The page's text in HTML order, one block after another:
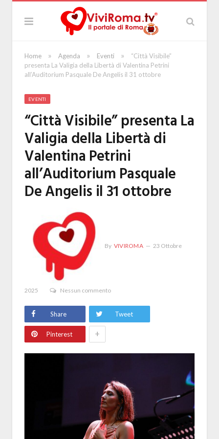
Home » Agenda » Eventi »
“Città Visibile”
presenta La Valigia della Libertà di Valentina Petrini
all’Auditorium Pasquale De Angelis il 31 ottobre
EVENTI
“Città Visibile” presenta La
Valigia della Libertà di
Valentina Petrini
all’Auditorium Pasquale
De Angelis il 31 ottobre
By VIVIROMA 23 Ottobre
2025 Nessun commento
Share Tweet
Pinterest +